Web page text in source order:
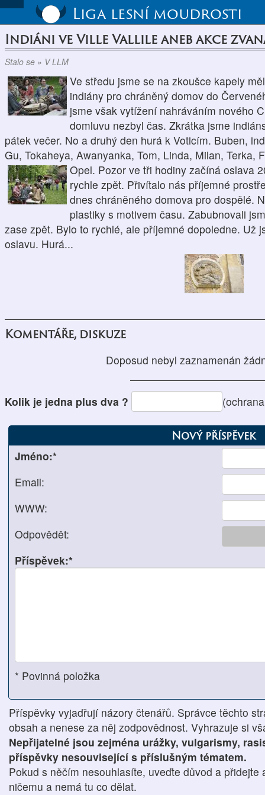
Liga lesní moudrosti
Indiáni ve Ville Vallile aneb akce
Stalo se » V LLM
Ve středu jsme se na zkoušce kapely
indiány pro chráněný domov do
jsme však vytížení nahráváním nového
domluvu nezbyl čas. Zkrátka jsme
pátek večer. No a druhý den hurá k Voticím. Buben,
Gu, Tokaheya, Awanyanka, Tom, Linda, Milan, Terka,
Opel. Pozor ve tři hodiny začíná oslava
rychle zpět. Přivítalo nás příjemné
dnes chráněného domova pro dospělé.
plastiky s motivem času. Zabubnovali
zase zpět. Bylo to rychlé, ale příjemné dopoledne. Už
oslavu. Hurá...
Komentáře, diskuze
Doposud nebyl zaznamenán
Kolik je jedna plus dva ?
Nový příspěvek
Jméno:*
Email:
WWW:
Odpovědět:
Příspěvek:*
* Povinná položka
Příspěvky vyjadřují názory čtenářů. Správce těchto
obsah a nenese za něj zodpovědnost. Vyhrazuje si
Nepřijatelné jsou zejména urážky, vulgarismy,
příspěvky nesouvisející s příslušným tématem.
Pokud s něčím nesouhlasíte, uveďte důvod a přidejte
ničemu a nemá tu co dělat.